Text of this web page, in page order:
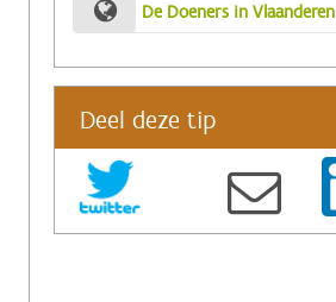
De Doeners in Vlaanderen
Deel deze tip